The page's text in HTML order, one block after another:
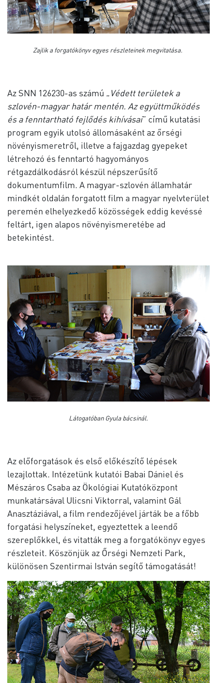
Zajlik a forgatókönyv egyes részleteinek megvitatása.
Az SNN 126230-as számú „Védett területek a
szlovén-magyar határ mentén. Az együttműködés
és a fenntartható fejlődés kihívásai” című kutatási
program egyik utolsó állomásaként az őrségi
növényismeretről, illetve a fajgazdag gyepeket
létrehozó és fenntartó hagyományos
rétgazdálkodásról készül népszerűsítő
dokumentumfilm. A magyar-szlovén államhatár
mindkét oldalán forgatott film a magyar nyelvterület
peremén elhelyezkedő közösségek eddig kevéssé
feltárt, igen alapos növényismeretébe ad
betekintést.
Látogatóban Gyula bácsinál.
Az előforgatások és első előkészítő lépések
lezajlottak. Intézetünk kutatói Babai Dániel és
Mészáros Csaba az Ökológiai Kutatóközpont
munkatársával Ulicsni Viktorral, valamint Gál
Anasztáziával, a film rendezőjével járták be a főbb
forgatási helyszíneket, egyeztettek a leendő
szereplőkkel, és vitatták meg a forgatókönyv egyes
részleteit. Köszönjük az Őrségi Nemzeti Park,
különösen Szentirmai István segítő támogatását!